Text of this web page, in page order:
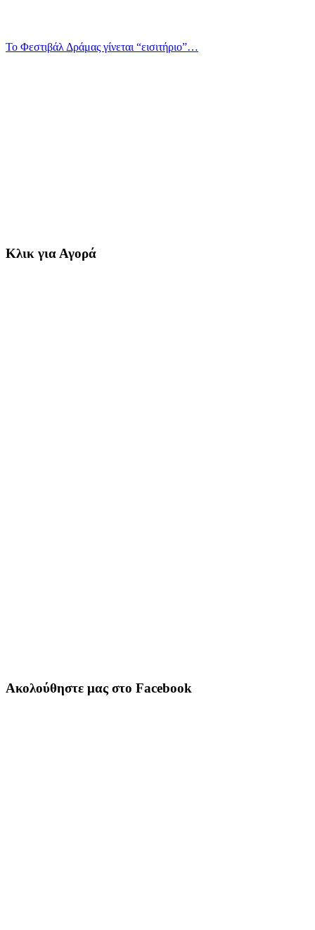
Το Φεστιβάλ Δράμας γίνεται “εισιτήριο”…
Κλικ για Αγορά
Ακολούθηστε μας στο Facebook